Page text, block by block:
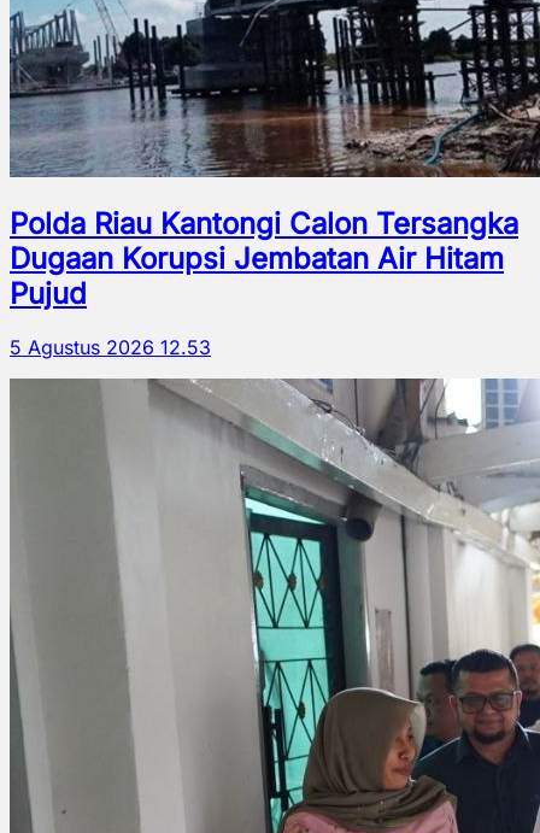
Polda Riau Kantongi Calon Tersangka
Dugaan Korupsi Jembatan Air Hitam
Pujud
5 Agustus 2026 12.53